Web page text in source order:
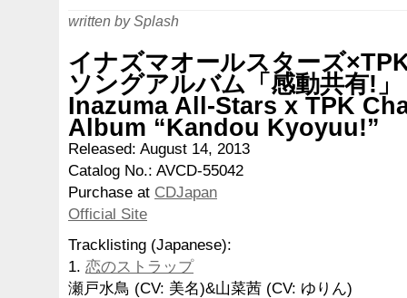
written by Splash
イナズマオールスターズ
ソングアルバム「感動共有!」
Inazuma All-Stars x TPK
Album “Kandou Kyoyuu!”
Released: August 14, 2013
Catalog No.: AVCD-55042
Purchase at CDJapan
Official Site
Tracklisting (Japanese):
1. 恋のストラップ
瀬戸水鳥 (CV: 美名)&山菜茜 (CV: ゆりん)